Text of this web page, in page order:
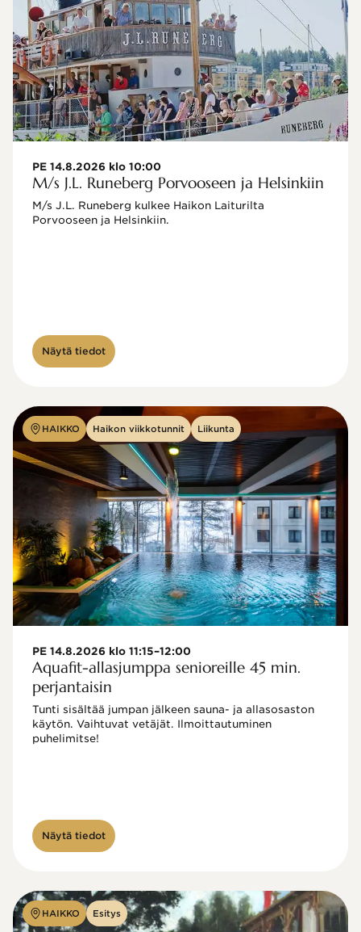
PE 14.8.2026 klo 10:00
M/s J.L. Runeberg Porvooseen ja Helsinkiin
M/s J.L. Runeberg kulkee Haikon Laiturilta
Porvooseen ja Helsinkiin.
Näytä tiedot
HAIKKO Haikon viikkotunnit Liikunta
PE 14.8.2026 klo 11:15–12:00
Aquafit-allasjumppa senioreille 45 min.
perjantaisin
Tunti sisältää jumpan jälkeen sauna- ja allasosaston
käytön. Vaihtuvat vetäjät. Ilmoittautuminen
puhelimitse!
Näytä tiedot
HAIKKO Esitys